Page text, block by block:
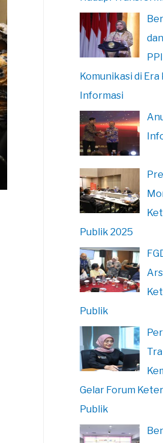
Komunikasi di
Informasi
Publik 2025
Publik
Gelar Forum
Publik